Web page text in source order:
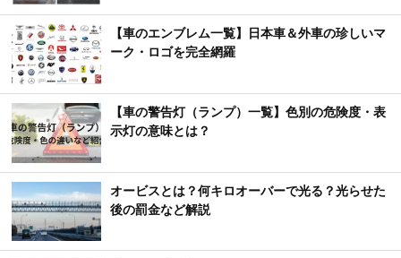
【車のエンブレム一覧】日本車＆外車の珍しいマ
ーク・ロゴを完全網羅
【車の警告灯（ランプ）一覧】色別の危険度・表
示灯の意味とは？
オービスとは？何キロオーバーで光る？光らせた
後の罰金など解説